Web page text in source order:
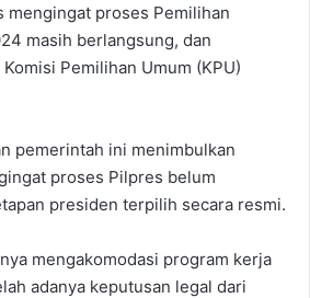
mengingat proses Pemilihan
masih berlangsung, dan
Pemilihan Umum (KPU)
pemerintah ini menimbulkan
proses Pilpres belum
presiden terpilih secara resmi.
mengakomodasi program kerja
adanya keputusan legal dari